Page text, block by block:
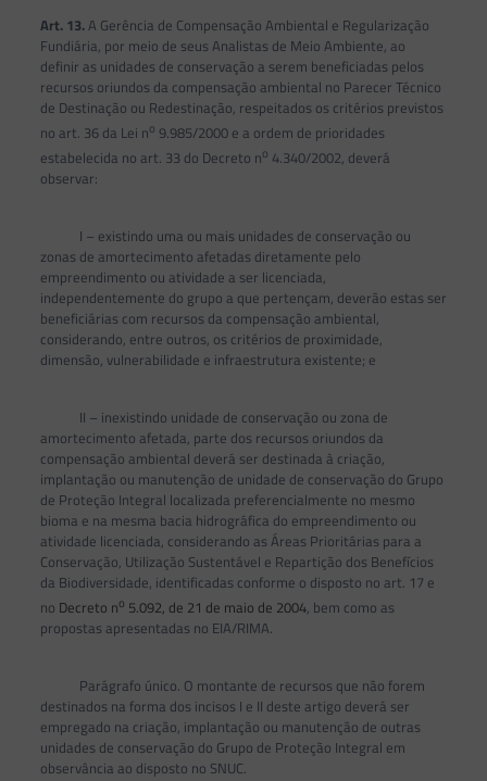
Art. 13.A Gerência de Compensação Ambiental e Regularização
Fundiária, por meio de seus Analistas de Meio Ambiente, ao
definir as unidades de conservação a serem beneficiadas pelos
recursos oriundos da compensação ambiental no Parecer Técnico
de Destinação ou Redestinação, respeitados os critérios previstos
no art. 36 da Lei no 9.985/2000 e a ordem de prioridades
estabelecida no art. 33 do Decreto no 4.340/2002, deverá
observar:
I – existindo uma ou mais unidades de conservação ou
zonas de amortecimento afetadas diretamente pelo
empreendimento ou atividade a ser licenciada,
independentemente do grupo a que pertençam, deverão estas ser
beneficiárias com recursos da compensação ambiental,
considerando, entre outros, os critérios de proximidade,
dimensão, vulnerabilidade e infraestrutura existente; e
II – inexistindo unidade de conservação ou zona de
amortecimento afetada, parte dos recursos oriundos da
compensação ambiental deverá ser destinada à criação,
implantação ou manutenção de unidade de conservação do Grupo
de Proteção Integral localizada preferencialmente no mesmo
bioma e na mesma bacia hidrográfica do empreendimento ou
atividade licenciada, considerando as Áreas Prioritárias para a
Conservação, Utilização Sustentável e Repartição dos Benefícios
da Biodiversidade, identificadas conforme o disposto no art. 17 e
no Decreto no 5.092, de 21 de maio de 2004, bem como as
propostas apresentadas no EIA/RIMA.
Parágrafo único. O montante de recursos que não forem
destinados na forma dos incisos I e II deste artigo deverá ser
empregado na criação, implantação ou manutenção de outras
unidades de conservação do Grupo de Proteção Integral em
observância ao disposto no SNUC.